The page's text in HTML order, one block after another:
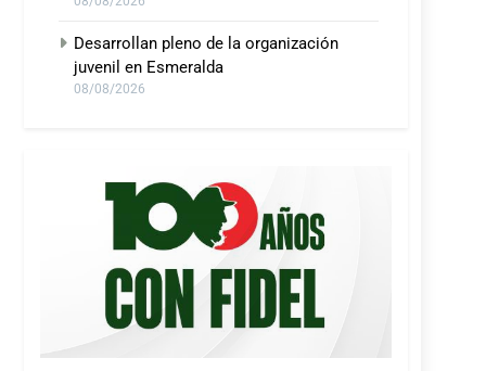
Desarrollan pleno de la organización
juvenil en Esmeralda
08/08/2026